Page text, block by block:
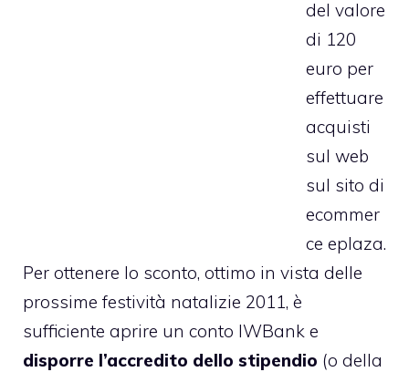
del valore
di 120
euro per
effettuare
acquisti
sul web
sul sito di
ecommer
ce eplaza.
Per ottenere lo sconto, ottimo in vista delle
prossime festività natalizie 2011, è
sufficiente aprire un conto IWBank e
disporre l’accredito dello stipendio (o della